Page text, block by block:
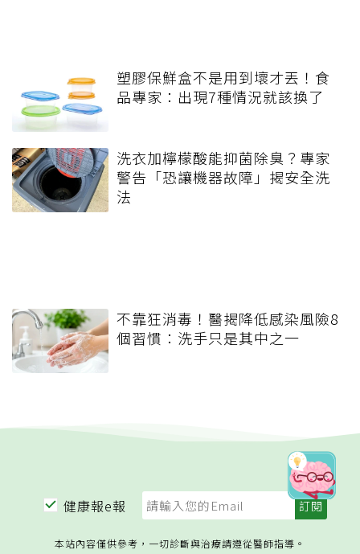
塑膠保鮮盒不是用到壞才丟！食
品專家：出現7種情況就該換了
洗衣加檸檬酸能抑菌除臭？專家
警告「恐讓機器故障」揭安全洗
法
不靠狂消毒！醫揭降低感染風險8
個習慣：洗手只是其中之一
健康報e報
本站內容僅供參考，一切診斷與治療請遵從醫師指導。